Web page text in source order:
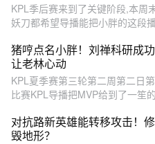
KPL季后赛来到了关键阶段,本周
妖刀都希望导播能把小胖的这段
猪哼点名小胖！刘禅科研成
让老林心动
KPL夏季赛第三轮第二周第二日
比赛KPL导播把MVP给到了一笙
对抗路新英雄能转移攻击！
毁地形？